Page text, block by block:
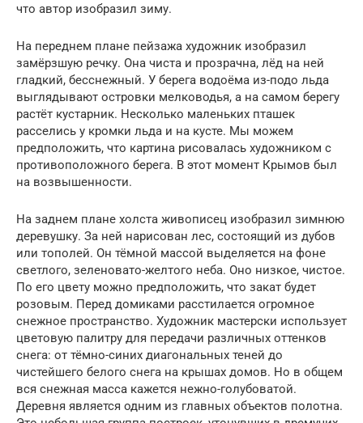
что автор изобразил зиму.
На переднем плане пейзажа художник изобразил
замёрзшую речку. Она чиста и прозрачна, лёд на ней
гладкий, бесснежный. У берега водоёма из-подо льда
выглядывают островки мелководья, а на самом берегу
растёт кустарник. Несколько маленьких пташек
расселись у кромки льда и на кусте. Мы можем
предположить, что картина рисовалась художником с
противоположного берега. В этот момент Крымов был
на возвышенности.
На заднем плане холста живописец изобразил зимнюю
деревушку. За ней нарисован лес, состоящий из дубов
или тополей. Он тёмной массой выделяется на фоне
светлого, зеленовато-желтого неба. Оно низкое, чистое.
По его цвету можно предположить, что закат будет
розовым. Перед домиками расстилается огромное
снежное пространство. Художник мастерски использует
цветовую палитру для передачи различных оттенков
снега: от тёмно-синих диагональных теней до
чистейшего белого снега на крышах домов. Но в общем
вся снежная масса кажется нежно-голубоватой.
Деревня является одним из главных объектов полотна.